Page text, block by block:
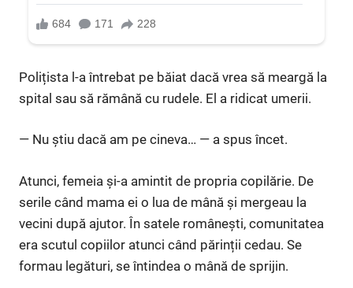
Polițista l-a întrebat pe băiat dacă vrea să meargă la
spital sau să rămână cu rudele. El a ridicat umerii.
— Nu știu dacă am pe cineva… — a spus încet.
Atunci, femeia și-a amintit de propria copilărie. De
serile când mama ei o lua de mână și mergeau la
vecini după ajutor. În satele românești, comunitatea
era scutul copiilor atunci când părinții cedau. Se
formau legături, se întindea o mână de sprijin.